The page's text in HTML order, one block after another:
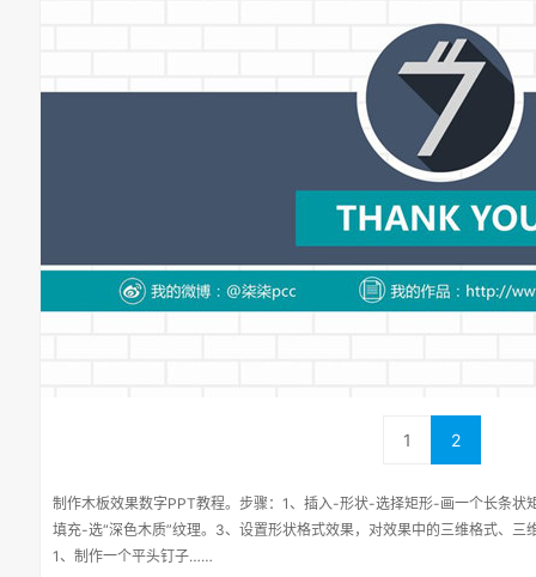
1 2
制作木板效果数字PPT教程。步骤：1、插入-形状-选择矩形-画一个长条
填充-选“深色木质”纹理。3、设置形状格式效果，对效果中的三维格式、
1、制作一个平头钉子……